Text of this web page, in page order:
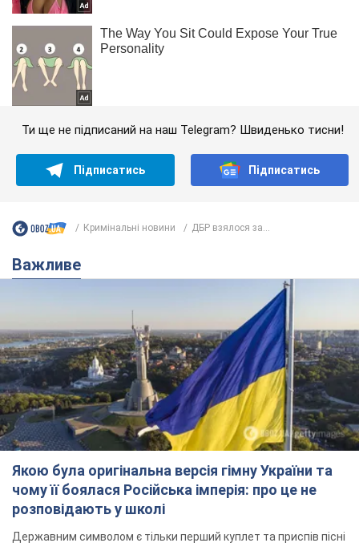
Ти ще не підписаний на наш Telegram? Швиденько тисни!
Підписатись Підписатись
Кримінальні новини ДБР взялося за...
Важливе
Якою була оригінальна версія гімну України та
чому її боялася Російська імперія: про це не
розповідають у школі
Державним символом є тільки перший куплет та приспів пісні